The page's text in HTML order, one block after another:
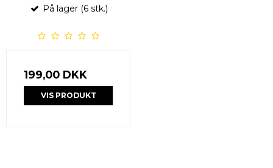
På lager (6 stk.)
199,00 DKK
VIS PRODUKT